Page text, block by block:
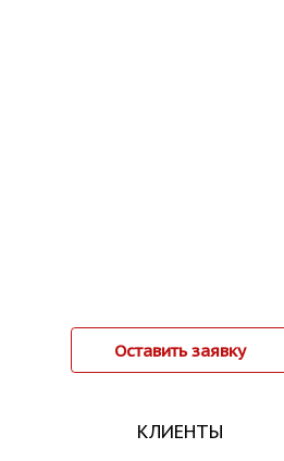
Оставить заявку
КЛИЕНТЫ